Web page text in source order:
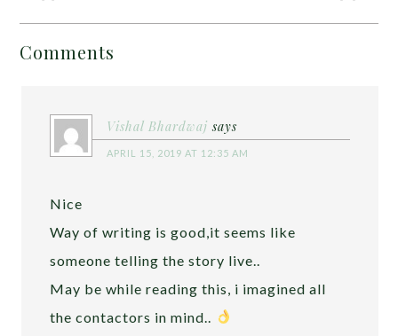
Comments
Vishal Bhardwaj says
APRIL 15, 2019 AT 12:35 AM
Nice
Way of writing is good,it seems like
someone telling the story live..
May be while reading this, i imagined all
the contactors in mind..